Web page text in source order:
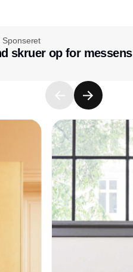
Sponseret
skruer op for